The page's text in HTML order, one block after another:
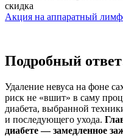
Акция на аппаратный
Подробный
Удаление невуса на фоне
риск не «вшит» в саму
диабета, выбранной
и последующего ухода.
диабете — замедленное